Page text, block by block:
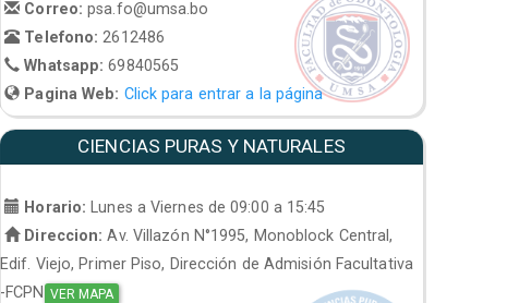
Correo:psa.fo@umsa.bo
Telefono: 2612486
Whatsapp:69840565
Pagina Web: Click para entrar a la página
CIENCIAS PURAS Y NATURALES
Horario: Lunes a Viernes de 09:00 a 15:45
Direccion: Av. Villazón N°1995, Monoblock Central,
Edif. Viejo, Primer Piso, Dirección de Admisión Facultativa
-FCPN VER MAPA